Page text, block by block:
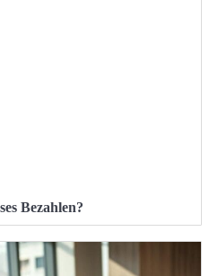
Bezahlen?